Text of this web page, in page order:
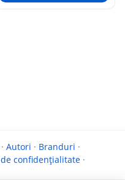
· Autori · Branduri ·
confidențialitate ·